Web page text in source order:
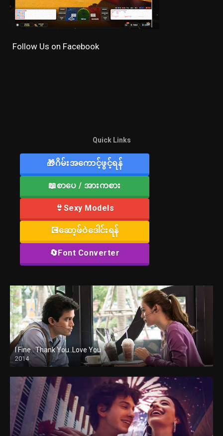
Follow Us on Facebook
Quick Links
🎁ဂိမ်းအကောင့်ဖွင့်ရန်
📖စာပေ / အားကစား
👙Sexy Models
💽ဆော့ဖ်ဝဲဒေါင်းရန်
🔄Font Converter
I Fine.. Thank You..Love You
2014